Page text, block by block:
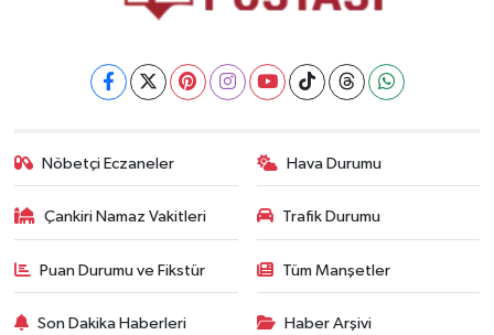
Nöbetçi Eczaneler Hava Durumu
Çankiri Namaz Vakitleri Trafik Durumu
Puan Durumu ve Fikstür Tüm Manşetler
Son Dakika Haberleri Haber Arşivi